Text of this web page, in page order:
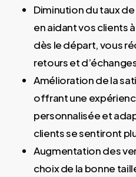
Diminution du taux
en aidant vos clients
dès le départ, vous
retours et
Amélioration de la
offrant une
personnalisée et
clients se sentiront
Augmentation des
choix de la bonne